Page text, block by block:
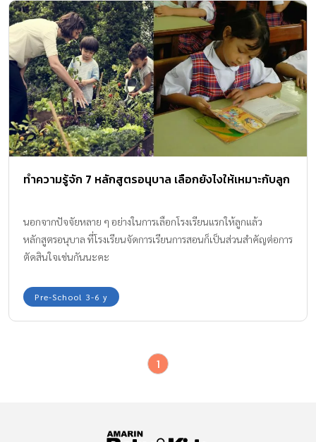
ทำความรู้จัก 7 หลักสูตรอนุบาล เลือกยังไงให้เหมาะกับลูก
นอกจากปัจจัยหลาย ๆ อย่างในการเลือกโรงเรียนแรกให้ลูกแล้ว
หลักสูตรอนุบาล ที่โรงเรียนจัดการเรียนการสอนก็เป็นส่วนสำคัญต่อการ
ตัดสินใจเช่นกันนะคะ
Pre-School 3-6 y
1